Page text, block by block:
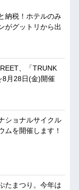
納税！ホテルのみ
がグットリから出
、「TRUNK
8月28日(金)開催
ショナルサイクル
ムを開催します！
たまつり。今年は